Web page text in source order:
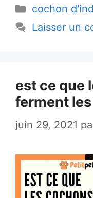
Catégories
cochon
Laisser un
est ce que
ferment
juin 29, 2021